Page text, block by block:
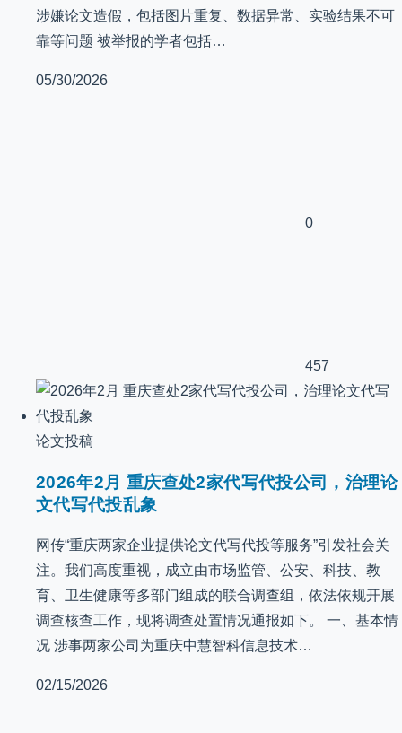
涉嫌论文造假，包括图片重复、数据异常、实验结果不可
靠等问题 被举报的学者包括…
05/30/2026
0
457
论文投稿
2026年2月 重庆查处2家代写代投公司，治理论
文代写代投乱象
网传“重庆两家企业提供论文代写代投等服务”引发社会关
注。我们高度重视，成立由市场监管、公安、科技、教
育、卫生健康等多部门组成的联合调查组，依法依规开展
调查核查工作，现将调查处置情况通报如下。 一、基本情
况 涉事两家公司为重庆中慧智科信息技术…
02/15/2026